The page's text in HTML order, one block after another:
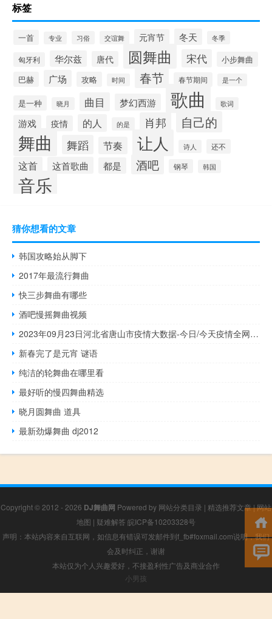
标签
一首 专业 习俗 交谊舞 元宵节 冬天 冬季
匈牙利 华尔兹 唐代 圆舞曲 宋代
小步舞曲
巴赫
广场 攻略 时间 春节 春节期间 是一个
是一种 晓月 曲目 梦幻西游 歌曲 歌词
游戏 疫情 的人 的是 肖邦 自己的
舞曲 舞蹈 节奏 让人 诗人 还不
这首 这首歌曲 都是 酒吧 钢琴 韩国
音乐
猜你想看的文章
韩国攻略始从脚下
2017年最流行舞曲
快三步舞曲有哪些
酒吧慢摇舞曲视频
2023年09月23日河北省唐山市疫情大数据-今日/今天疫情全网搜索最新实时消息动态情况通知播报
新春完了是元宵 谜语
纯洁的轮舞曲在哪里看
最好听的慢四舞曲精选
晓月圆舞曲 道具
最新劲爆舞曲 dj2012
Copyright © 2012 - 2026 DJ舞曲网 Powered by 网站分类目录 | 精选推荐文章|网站
地图 | 疑难解答 皖ICP备10203328号
声明：本站内容来自互联网，如信息有错误可发邮件到f_fb#foxmail.com说明，我们
会及时纠正，谢谢
本站仅为个人兴趣爱好，不接盈利性广告及商业合作
小男孩